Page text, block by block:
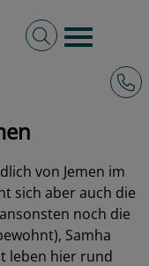
Burger
Volltextsuche
von Jemen im
sich aber auch die
noch die
Samha
leben hier rund